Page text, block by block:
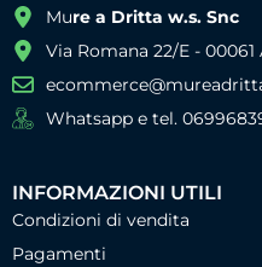
Mure a Dritta w.s. Snc
Via Romana 22/E -
Whatsapp e tel.
INFORMAZIONI UTILI
Condizioni di vendita
Pagamenti